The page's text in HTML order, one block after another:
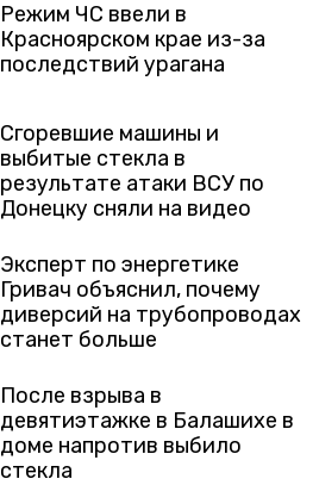
Режим ЧС ввели в
Красноярском крае из-за
последствий урагана
Сгоревшие машины и
выбитые стекла в
результате атаки ВСУ по
Донецку сняли на видео
Эксперт по энергетике
Гривач объяснил, почему
диверсий на трубопроводах
станет больше
После взрыва в
девятиэтажке в Балашихе в
доме напротив выбило
стекла